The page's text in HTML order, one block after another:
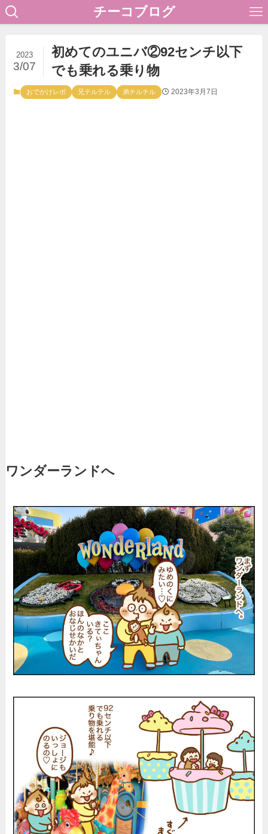
チーコブログ
初めてのユニバ②92センチ以下
でも乗れる乗り物
2023
3/07
おでかけレポ 兄テルテル 弟チルチル 2023年3月7日
ワンダーランドへ